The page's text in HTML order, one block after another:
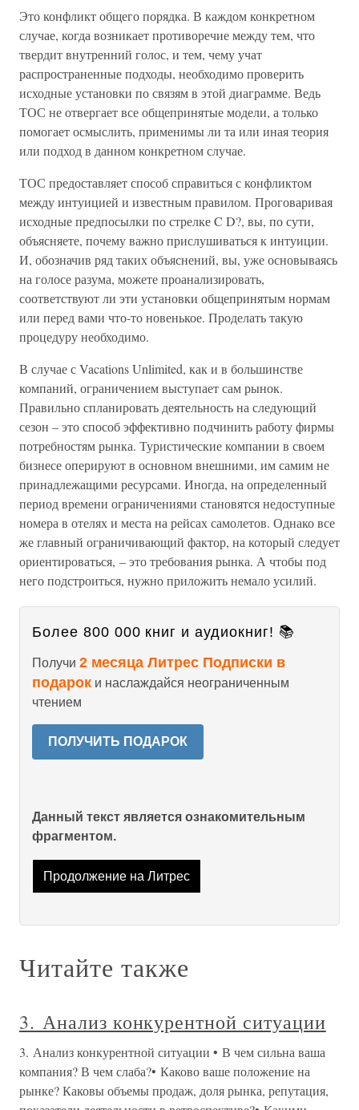
Это конфликт общего порядка. В каждом конкретном
случае, когда возникает противоречие между тем, что
твердит внутренний голос, и тем, чему учат
распространенные подходы, необходимо проверить
исходные установки по связям в этой диаграмме. Ведь
ТОС не отвергает все общепринятые модели, а только
помогает осмыслить, применимы ли та или иная теория
или подход в данном конкретном случае.
ТОС предоставляет способ справиться с конфликтом
между интуицией и известным правилом. Проговаривая
исходные предпосылки по стрелке C D?, вы, по сути,
объясняете, почему важно прислушиваться к интуиции.
И, обозначив ряд таких объяснений, вы, уже основываясь
на голосе разума, можете проанализировать,
соответствуют ли эти установки общепринятым нормам
или перед вами что-то новенькое. Проделать такую
процедуру необходимо.
В случае с Vacations Unlimited, как и в большинстве
компаний, ограничением выступает сам рынок.
Правильно спланировать деятельность на следующий
сезон – это способ эффективно подчинить работу фирмы
потребностям рынка. Туристические компании в своем
бизнесе оперируют в основном внешними, им самим не
принадлежащими ресурсами. Иногда, на определенный
период времени ограничениями становятся недоступные
номера в отелях и места на рейсах самолетов. Однако все
же главный ограничивающий фактор, на который следует
ориентироваться, – это требования рынка. А чтобы под
него подстроиться, нужно приложить немало усилий.
Более 800 000 книг и аудиокниг! 📚
Получи 2 месяца Литрес Подписки в
подарок и наслаждайся неограниченным
чтением
ПОЛУЧИТЬ ПОДАРОК
Данный текст является ознакомительным
фрагментом.
Продолжение на Литрес
Читайте также
3. Анализ конкурентной ситуации
3. Анализ конкурентной ситуации • В чем сильна ваша
компания? В чем слаба?• Каково ваше положение на
рынке? Каковы объемы продаж, доля рынка, репутация,